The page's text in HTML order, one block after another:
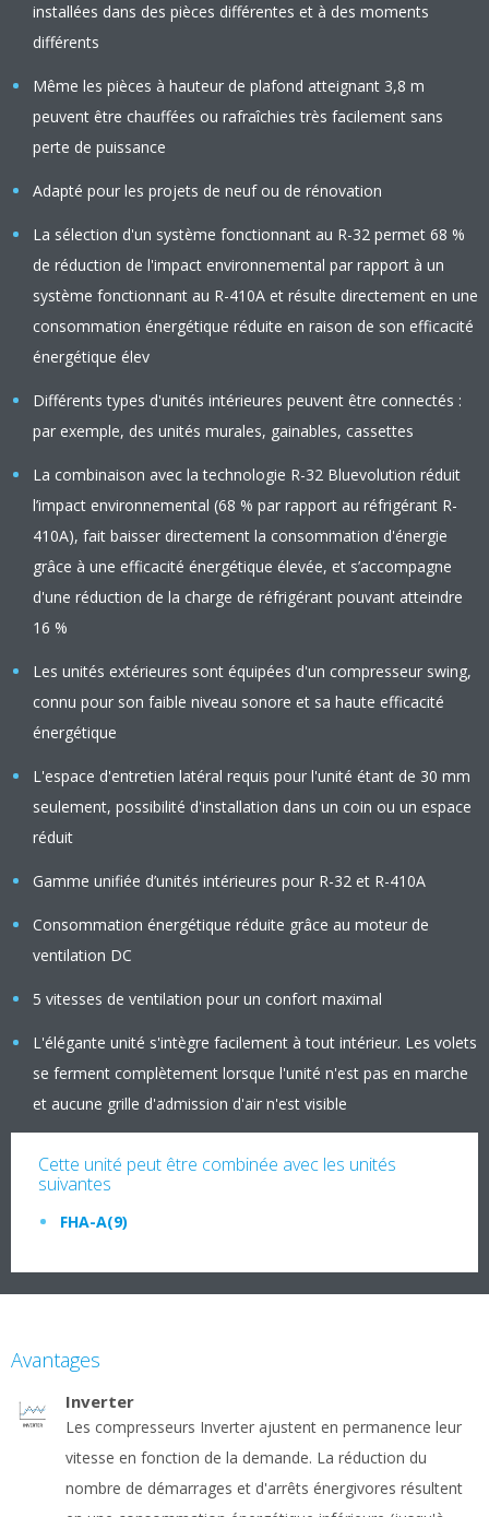
installées dans des pièces différentes et à des moments
différents
Même les pièces à hauteur de plafond atteignant 3,8 m
peuvent être chauffées ou rafraîchies très facilement sans
perte de puissance
Adapté pour les projets de neuf ou de rénovation
La sélection d'un système fonctionnant au R-32 permet 68 %
de réduction de l'impact environnemental par rapport à un
système fonctionnant au R-410A et résulte directement en une
consommation énergétique réduite en raison de son efficacité
énergétique élev
Différents types d'unités intérieures peuvent être connectés :
par exemple, des unités murales, gainables, cassettes
La combinaison avec la technologie R-32 Bluevolution réduit
l’impact environnemental (68 % par rapport au réfrigérant R-
410A), fait baisser directement la consommation d'énergie
grâce à une efficacité énergétique élevée, et s’accompagne
d'une réduction de la charge de réfrigérant pouvant atteindre
16 %
Les unités extérieures sont équipées d'un compresseur swing,
connu pour son faible niveau sonore et sa haute efficacité
énergétique
L'espace d'entretien latéral requis pour l'unité étant de 30 mm
seulement, possibilité d'installation dans un coin ou un espace
réduit
Gamme unifiée d’unités intérieures pour R-32 et R-410A
Consommation énergétique réduite grâce au moteur de
ventilation DC
5 vitesses de ventilation pour un confort maximal
L'élégante unité s'intègre facilement à tout intérieur. Les volets
se ferment complètement lorsque l'unité n'est pas en marche
et aucune grille d'admission d'air n'est visible
Cette unité peut être combinée avec les unités
suivantes
FHA-A(9)
Avantages
Inverter
Les compresseurs Inverter ajustent en permanence leur
vitesse en fonction de la demande. La réduction du
nombre de démarrages et d'arrêts énergivores résultent